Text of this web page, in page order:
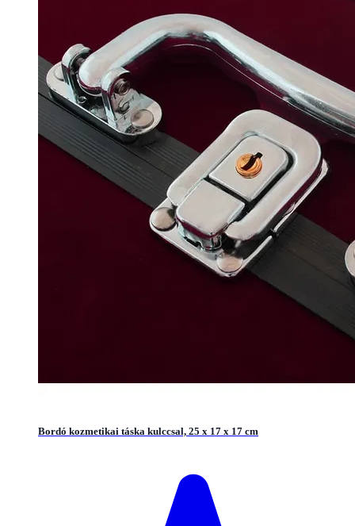
Bordó kozmetikai táska kulccsal, 25 x 17 x 17 cm